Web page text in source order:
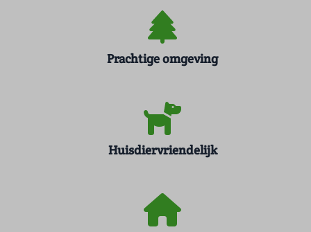
Prachtige omgeving
Huisdiervriendelijk